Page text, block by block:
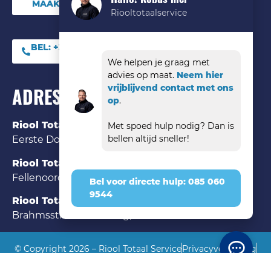
MAAK DIRECT EEN ONLINE AFSPRAAK
BEL: +31 (0) 85 06 09
ADRES
Riool Totaal Service Den Bosch
Eerste Donk 121 ‘s-Hertogenbosch, 5233 HK
Riool Totaal Service Eindhoven
Fellenoord 35 Eindhoven, 5612 AA
Riool Totaal Service Tilburg
Brahmsstraat 84 Tilburg, 5011 DC
© Copyright 2026 – Riool Totaal ServicePrivacyverklaring
Riooltotaalservice
We helpen je graag met
advies op maat. Neem hier
vrijblijvend contact met ons
op.
Met spoed hulp nodig? Dan is
bellen altijd sneller!
Bel voor directe hulp: 085 060
9544